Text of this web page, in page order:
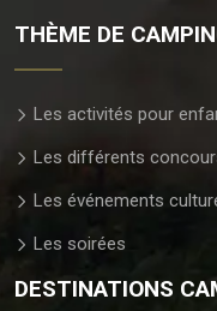
THÈME DE
Les activités pour
Les différents
Les événements
Les soirées
DESTINATIONS